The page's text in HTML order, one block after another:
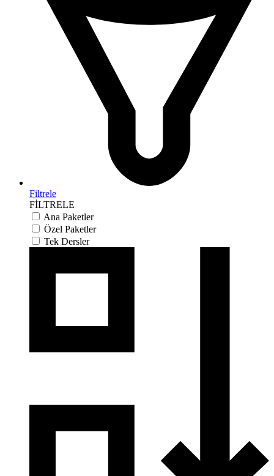
Filtrele
FİLTRELE
Ana Paketler
Özel Paketler
Tek Dersler